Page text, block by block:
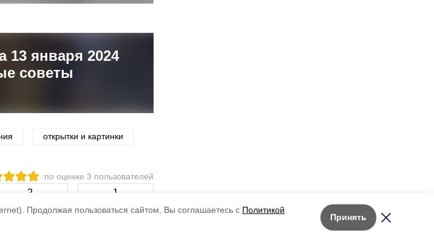
Продолжая пользоваться сайтом, Вы соглашаетесь с Политикой
Принять
Лента новостей
13 января 2024
советы
открытки и картинки
по оценке 3 пользователей
2 1